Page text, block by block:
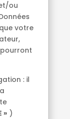
ou
votre
: il
» )